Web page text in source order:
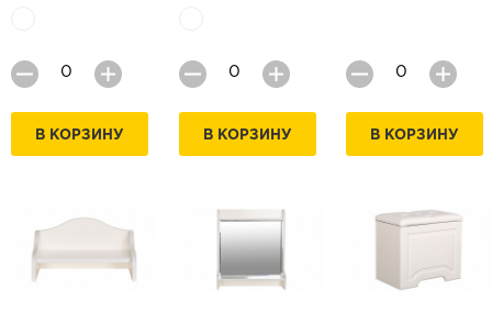
В КОРЗИНУ В КОРЗИНУ В КОРЗИНУ